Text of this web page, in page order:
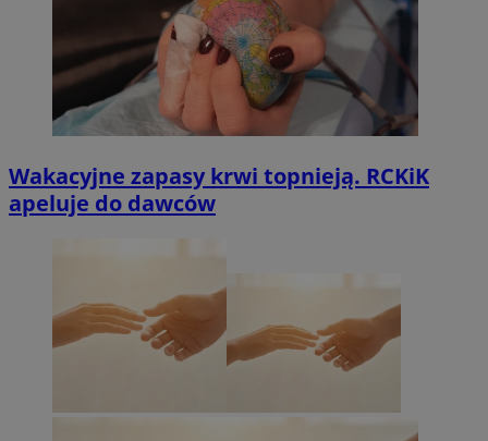
Wakacyjne zapasy krwi topnieją. RCKiK
apeluje do dawców